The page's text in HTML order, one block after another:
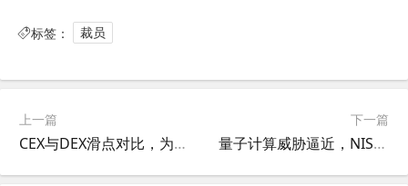
标签： 裁员
上一篇
CEX与DEX滑点对比，为何大额交易更适合在CEX进行？
下一篇
量子计算威胁逼近，NIST公布首批抗量子加密算法标准，欧易交易所如何应对？